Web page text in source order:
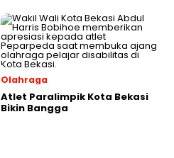
Olahraga
Atlet Paralimpik Kota Bekasi
Bikin Bangga